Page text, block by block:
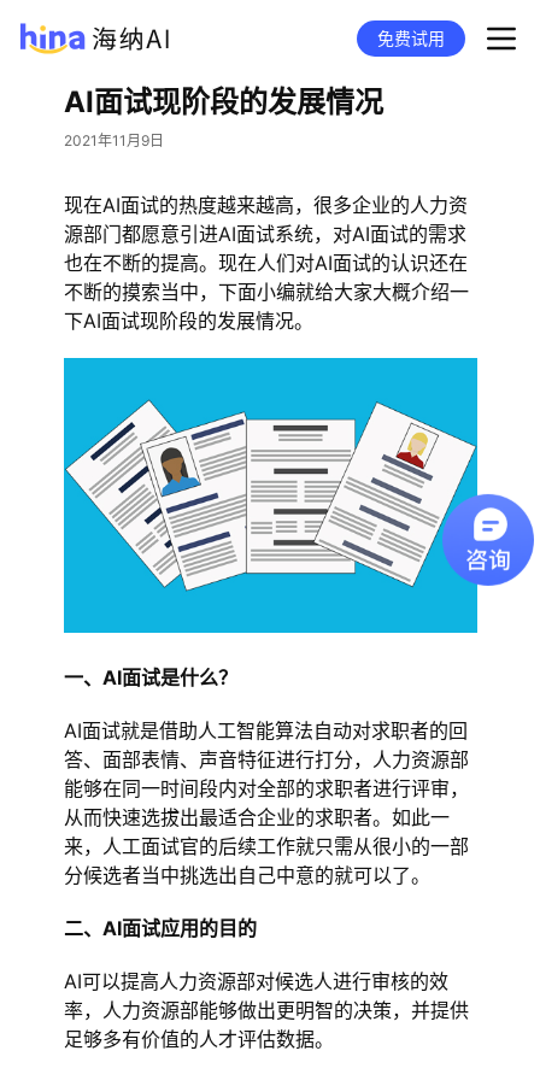
免费试用
AI面试现阶段的发展情况
2021年11月9日
现在AI面试的热度越来越高，很多企业的人力资
源部门都愿意引进AI面试系统，对AI面试的需求
也在不断的提高。现在人们对AI面试的认识还在
不断的摸索当中，下面小编就给大家大概介绍一
下AI面试现阶段的发展情况。
一、AI面试是什么？
AI面试就是借助人工智能算法自动对求职者的回
答、面部表情、声音特征进行打分，人力资源部
能够在同一时间段内对全部的求职者进行评审，
从而快速选拔出最适合企业的求职者。如此一
来，人工面试官的后续工作就只需从很小的一部
分候选者当中挑选出自己中意的就可以了。
二、AI面试应用的目的
AI可以提高人力资源部对候选人进行审核的效
率，人力资源部能够做出更明智的决策，并提供
足够多有价值的人才评估数据。